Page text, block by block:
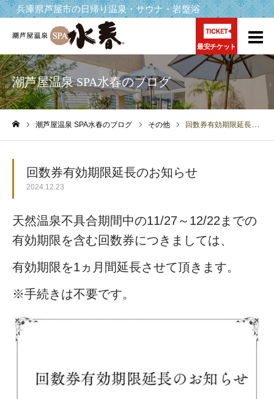
兵庫県芦屋市の日帰り温泉・サウナ・岩盤浴
最安チケット
潮芦屋温泉 SPA水春のブログ
潮芦屋温泉 SPA水春のブログ その他 回数券有効期限延長のお知らせ
回数券有効期限延長のお知らせ
2024.12.23
天然温泉不具合期間中の11/27～12/22までの
有効期限を含む回数券につきましては、
有効期限を1ヵ月間延長させて頂きます。
※手続きは不要です。